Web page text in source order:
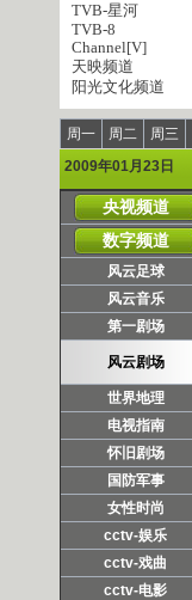
TVB-星河
TVB-8
Channel[V]
天映频道
阳光文化频道
周一 周二 周三
2009年01月23日
央视频道
数字频道
风云足球
风云音乐
第一剧场
风云剧场
世界地理
电视指南
怀旧剧场
国防军事
女性时尚
cctv-娱乐
cctv-戏曲
cctv-电影